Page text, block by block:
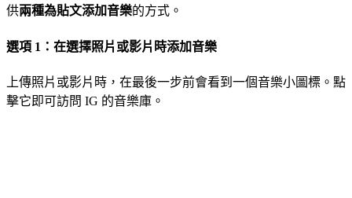
供兩種為貼文添加音樂的方式。
選項 1：在選擇照片或影片時添加音樂
上傳照片或影片時，在最後一步前會看到一個音樂小圖標。點
擊它即可訪問 IG 的音樂庫。